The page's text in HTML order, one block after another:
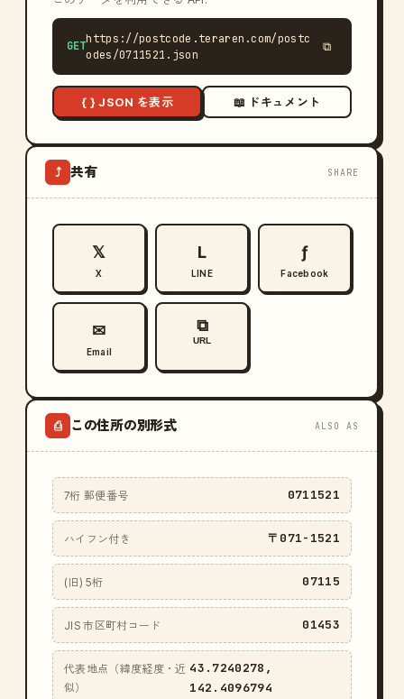
GET
https://postcode.teraren.com/postc
odes/0711521.json
⧉
{ } JSON を表示 📖 ドキュメント
⤴ 共有 SHARE
𝕏
X
L
LINE
ƒ
Facebook
✉
Email
⧉
URL
⎙ この住所の別形式 ALSO AS
7桁 郵便番号 0711521
ハイフン付き 〒071-1521
(旧) 5桁 07115
JIS 市区町村コード 01453
代表地点（緯度経度・近
似）
43.7240278,
142.4096794